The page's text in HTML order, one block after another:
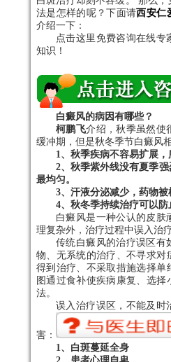
法是怎样的呢？下面请西安仁
介绍一下：
点击这里免费咨询在线专
知识！
白癜风的病因有哪些？
柯鹏飞介绍，秋季虽然使
缓冲期，但是秋冬季节白癜风
1、秋季疾病不容易扩展，
2、秋季紫外线没有夏季
最均匀。
3、汗液分泌减少，药物被
4、秋冬季持续治疗可以防
白癜风是一种公认的皮肤
理复杂外，治疗过程中误入治
传统白癜风的治疗误区有
物、无系统的治疗、不寻求对
得到治疗、不采取措施选择单
图通过食补使疾病康复、选择
法。
误入治疗误区，不能及时
害：
1、白斑蔓延全身
2、患者心理自卑